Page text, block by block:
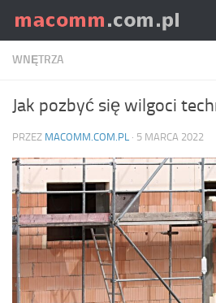
Skip to content
WNĘTRZA
Jak pozbyć się wilgoci
PRZEZ MACOMM.COM.PL · 5 MARCA 2022